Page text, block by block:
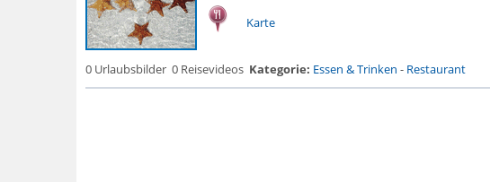
Karte
0 Urlaubsbilder 0 Reisevideos Kategorie: Essen & Trinken - Restaurant